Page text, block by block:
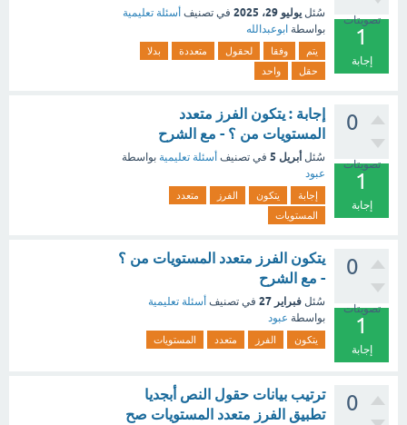
تصويتات
1
إجابة
سُئل يوليو 29، 2025 في تصنيف أسئلة تعليمية
بواسطة ابوعبدالله
يتم وفقا لحقول متعددة
بدلا
حقل
واحد
0
تصويتات
1
إجابة
إجابة : يتكون الفرز متعدد
المستويات من ؟ - مع الشرح
سُئل أبريل 5 في تصنيف أسئلة تعليمية بواسطة
عبود
إجابة يتكون الفرز
متعدد
المستويات
0
تصويتات
1
إجابة
يتكون الفرز متعدد المستويات من ؟
- مع الشرح
سُئل فبراير 27 في تصنيف أسئلة تعليمية
بواسطة عبود
يتكون الفرز متعدد المستويات
0
ترتيب بيانات حقول النص أبجديا
تطبيق الفرز متعدد المستويات صح